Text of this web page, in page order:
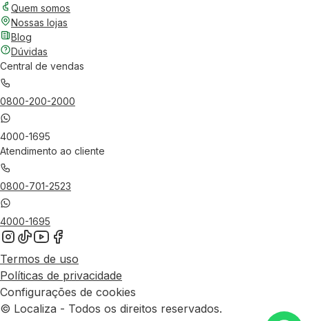
Quem somos
Nossas lojas
Blog
Dúvidas
Central de vendas
0800-200-2000
4000-1695
Atendimento ao cliente
0800-701-2523
4000-1695
Termos de uso
Políticas de privacidade
Configurações de cookies
© Localiza - Todos os direitos reservados.